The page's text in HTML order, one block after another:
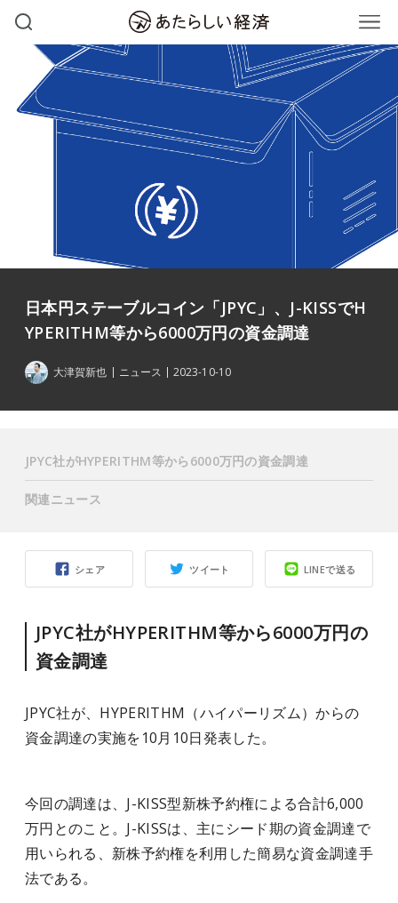
日本円ステーブルコイン「JPYC」、J-KISSでH
YPERITHM等から6000万円の資金調達
大津賀新也 ニュース 2023-10-10
シェア ツイート LINEで送る
JPYC社がHYPERITHM等から6000万円の
資金調達
JPYC社が、HYPERITHM（ハイパーリズム）からの
資金調達の実施を10月10日発表した。
今回の調達は、J-KISS型新株予約権による合計6,000
万円とのこと。J-KISSは、主にシード期の資金調達で
用いられる、新株予約権を利用した簡易な資金調達手
法である。
JPYC社がHYPERITHM等から6000万円の資金調達
関連ニュース